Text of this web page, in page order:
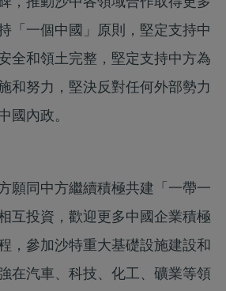
「一個中國」原則，堅定支持中
全和領土完整，堅定支持中方為
和努力，堅決反對任何外部勢力
國內政。
願同中方繼續積極共建「一帶一
互投資，歡迎更多中國企業積極
，參加沙特重大基礎設施建設和
在汽車、科技、化工、礦業等領